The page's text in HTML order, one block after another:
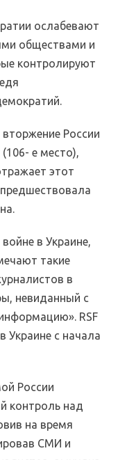
ослабевают
обществами и
контролируют
России
е место),
этот
в Украине,
такие
в
невиданный с
RSF
Украине с начала
России
контроль над
на время
СМИ и